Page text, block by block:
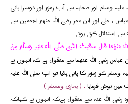
وسلم اور صحابہ سے آب زمزم اور دوسرا پانی
، علی اور ابن عمر رضی اللہ عنھم اجمعین سے
استدلال کرتے ہوئے۔
عَنْھُمَا قَالَ سَقَیْتُ النَّبِیَّ صَلَّی اللہُ عَلَیْہِ وَسَلَّمَ مِنْ
رضی اللہ عنھما سے منقول ہے کہ انہوں نے
وسلم کو زمزم کا پانی پلایا تو آپ صلی اللہ علیہ
نوش فرمایا۔ ( بخاری ومسلم )
اللہ عنہ سے منقول ہےکہ انہوں نے کہاکہ